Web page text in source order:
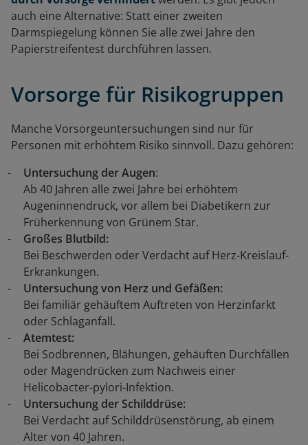
auch eine Alternative: Statt einer zweiten
Darmspiegelung können Sie alle zwei Jahre den
Papierstreifentest durchführen lassen.
Vorsorge für Risikogruppen
Manche Vorsorgeuntersuchungen sind nur für
Personen mit erhöhtem Risiko sinnvoll. Dazu gehören:
Untersuchung der Augen:
Ab 40 Jahren alle zwei Jahre bei erhöhtem
Augeninnendruck, vor allem bei Diabetikern zur
Früherkennung von Grünem Star.
Großes Blutbild:
Bei Beschwerden oder Verdacht auf Herz-Kreislauf-
Erkrankungen.
Untersuchung von Herz und Gefäßen:
Bei familiär gehäuftem Auftreten von Herzinfarkt
oder Schlaganfall.
Atemtest:
Bei Sodbrennen, Blähungen, gehäuften Durchfällen
oder Magendrücken zum Nachweis einer
Helicobacter-pylori-Infektion.
Untersuchung der Schilddrüse:
Bei Verdacht auf Schilddrüsenstörung, ab einem
Alter von 40 Jahren.